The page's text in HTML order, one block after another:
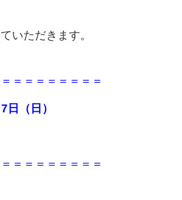
いただきます。
＝＝＝＝＝＝＝＝
（日）
＝＝＝＝＝＝＝＝